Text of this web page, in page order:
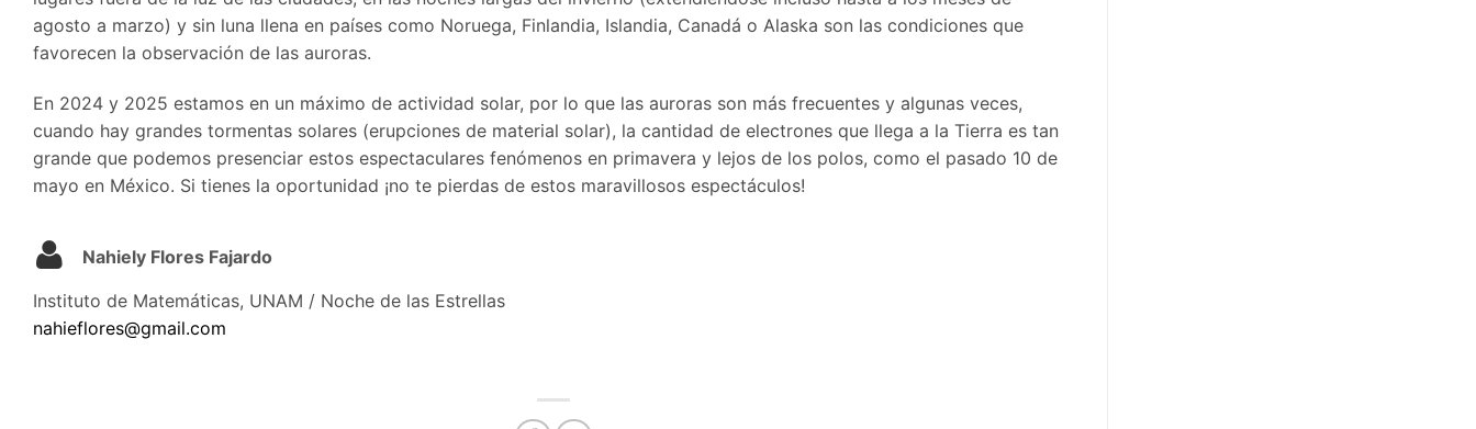
agosto a marzo) y sin luna llena en países como Noruega, Finlandia, Islandia, Canadá o Alaska son las condiciones que
favorecen la observación de las auroras.
En 2024 y 2025 estamos en un máximo de actividad solar, por lo que las auroras son más frecuentes y algunas veces,
cuando hay grandes tormentas solares (erupciones de material solar), la cantidad de electrones que llega a la Tierra es tan
grande que podemos presenciar estos espectaculares fenómenos en primavera y lejos de los polos, como el pasado 10 de
mayo en México. Si tienes la oportunidad ¡no te pierdas de estos maravillosos espectáculos!
Nahiely Flores Fajardo
Instituto de Matemáticas, UNAM / Noche de las Estrellas
nahieflores@gmail.com